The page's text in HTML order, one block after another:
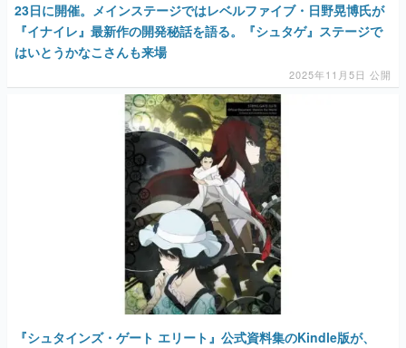
23日に開催。メインステージではレベルファイブ・日野晃博氏が
『イナイレ』最新作の開発秘話を語る。『シュタゲ』ステージで
はいとうかなこさんも来場
2025年11月5日 公開
『シュタインズ・ゲート エリート』公式資料集のKindle版が、